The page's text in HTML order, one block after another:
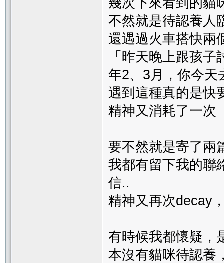
幾次下來看到的貓
不然就是待認養人
還遇過火車搭快兩
「昨天晚上跟孩
年2、3月，你今天
遇到這種真的是快
精神又消耗了一次
要不然就是寄了兩
我都有留下我的聯
信..
精神又再次decay
有時候我都懷疑，
本沒有貓咪待認養